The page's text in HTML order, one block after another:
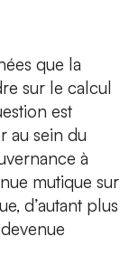
que la
sur le calcul
est
au sein du
à
mutique sur
d’autant plus